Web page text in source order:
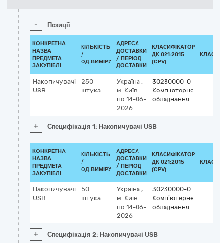
- Позиції
КОНКРЕТНА
НАЗВА
ПРЕДМЕТА
ЗАКУПІВЛІ
КІЛЬКІСТЬ
/
ОД.ВИМІРУ
АДРЕСА
ДОСТАВКИ
/ ПЕРІОД
ДОСТАВКИ
КЛАСИФІКАТОР
ДК 021:2015
(CPV)
Накопичувачі
USB
250
штука
Україна ,
м. Київ
по 14-06-
2026
30230000-0
Комп’ютерне
обладнання
+ Специфікація 1: Накопичувачі USB
КОНКРЕТНА
НАЗВА
ПРЕДМЕТА
ЗАКУПІВЛІ
КІЛЬКІСТЬ
/
ОД.ВИМІРУ
АДРЕСА
ДОСТАВКИ
/ ПЕРІОД
ДОСТАВКИ
КЛАСИФІКАТОР
ДК 021:2015
(CPV)
Накопичувачі
USB
50
штука
Україна ,
м. Київ
по 14-06-
2026
30230000-0
Комп’ютерне
обладнання
+ Специфікація 2: Накопичувачі USB